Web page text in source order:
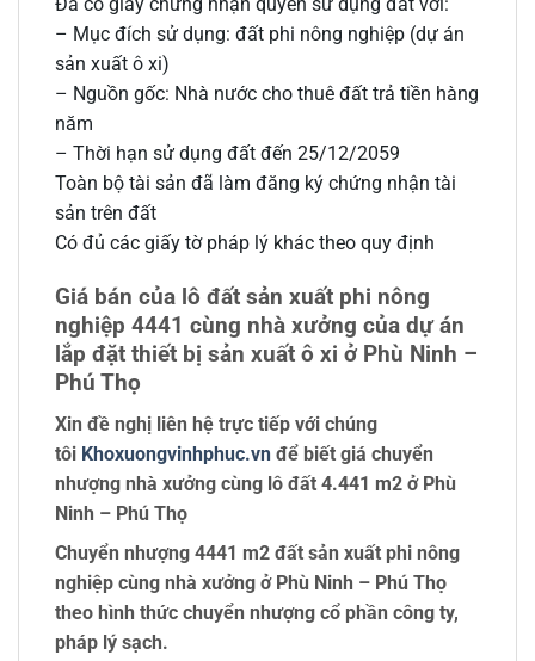
– Mục đích sử dụng: đất phi nông nghiệp (dự án
sản xuất ô xi)
– Nguồn gốc: Nhà nước cho thuê đất trả tiền hàng
năm
– Thời hạn sử dụng đất đến 25/12/2059
Toàn bộ tài sản đã làm đăng ký chứng nhận tài
sản trên đất
Có đủ các giấy tờ pháp lý khác theo quy định
Giá bán của lô đất sản xuất phi nông
nghiệp 4441 cùng nhà xưởng của dự án
lắp đặt thiết bị sản xuất ô xi ở Phù Ninh –
Phú Thọ
Xin đề nghị liên hệ trực tiếp với chúng
tôi Khoxuongvinhphuc.vn để biết giá chuyển
nhượng nhà xưởng cùng lô đất 4.441 m2 ở Phù
Ninh – Phú Thọ
Chuyển nhượng 4441 m2 đất sản xuất phi nông
nghiệp cùng nhà xưởng ở Phù Ninh – Phú Thọ
theo hình thức chuyển nhượng cổ phần công ty,
pháp lý sạch.